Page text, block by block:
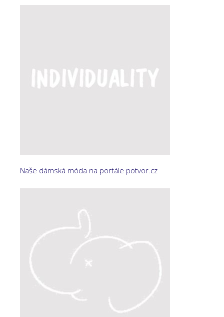
Naše dámská móda na portále potvor.cz